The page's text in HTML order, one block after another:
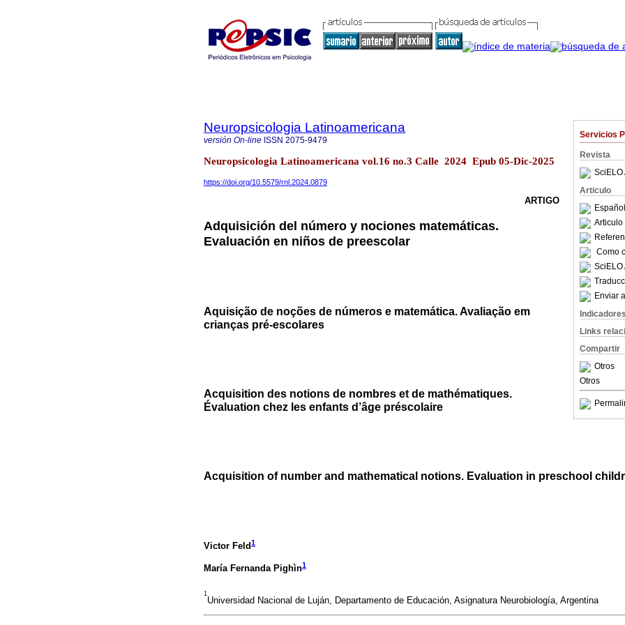
Servicios
Revista
SciELO
Articulo
Articulo
Como
SciELO
Enviar
Indicadores
Links
Compartir
Otros
Otros
Neuropsicologia Latinoamericana
versión On-line ISSN 2075-9479
Neuropsicologia Latinoamericana vol.16 no.3 Calle 2024 Epub 05-Dic-2025
https://doi.org/10.5579/rnl.2024.0879
ARTIGO
Adquisición del número y nociones matemáticas.
Evaluación en niños de preescolar
Aquisição de noções de números e matemática. Avaliação em
crianças pré-escolares
Acquisition des notions de nombres et de mathématiques.
Évaluation chez les enfants d’âge préscolaire
Acquisition of number and mathematical notions. Evaluation in preschool
Victor Feld1
María Fernanda Pighìn1
1
Universidad Nacional de Luján, Departamento de Educación, Asignatura Neurobiología, Argentina